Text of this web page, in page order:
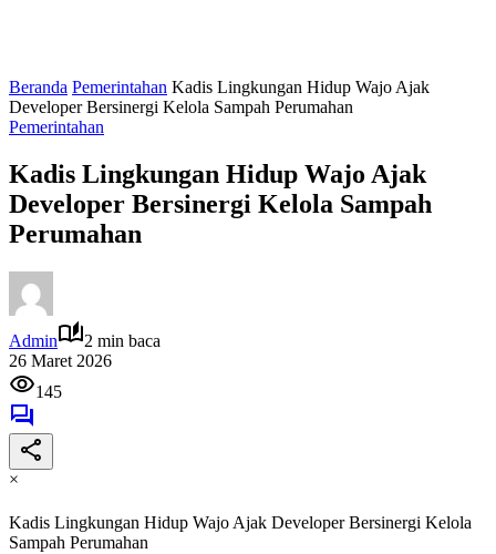
Beranda Pemerintahan Kadis Lingkungan Hidup Wajo Ajak
Developer Bersinergi Kelola Sampah Perumahan
Pemerintahan
Kadis Lingkungan Hidup Wajo Ajak
Developer Bersinergi Kelola Sampah
Perumahan
Admin
2 min baca
26 Maret 2026
145
×
Kadis Lingkungan Hidup Wajo Ajak Developer Bersinergi Kelola
Sampah Perumahan